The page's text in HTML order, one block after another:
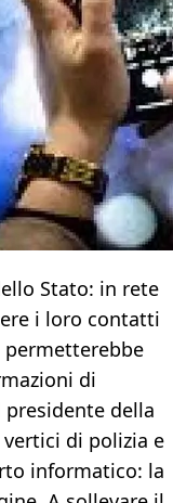
Stato: in rete
i loro contatti
di
della
di polizia e
informatico: la